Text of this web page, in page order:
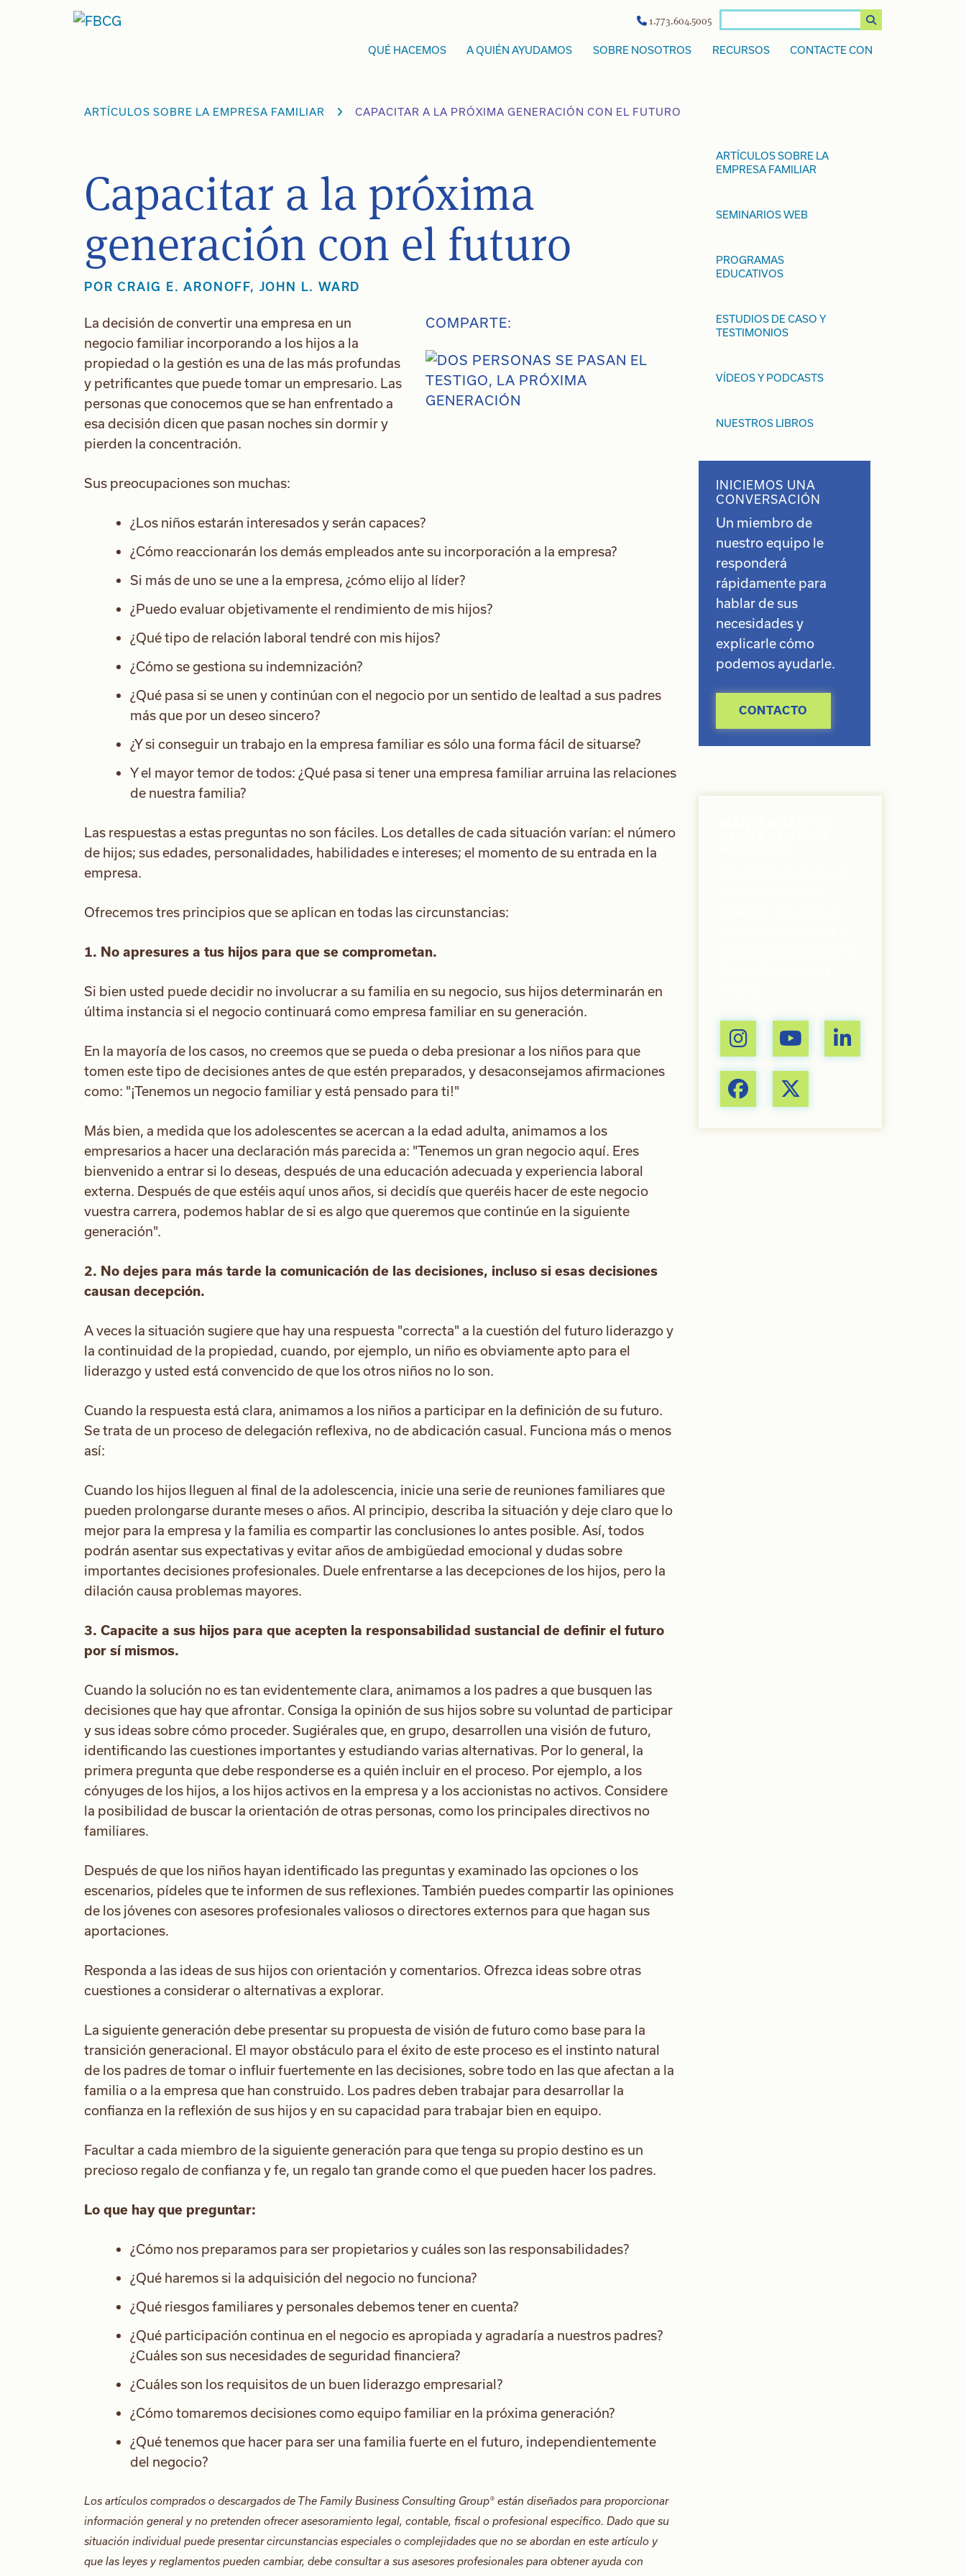
1.773.604.5005
QUÉ HACEMOS A QUIÉN AYUDAMOS SOBRE NOSOTROS RECURSOS CONTACTE CON
ARTÍCULOS SOBRE LA EMPRESA FAMILIAR CAPACITAR A LA PRÓXIMA GENERACIÓN CON EL FUTURO
Capacitar a la próxima
generación con el futuro
PORCRAIG E. ARONOFF, JOHN L. WARD
COMPARTE:
La decisión de convertir una empresa en un
negocio familiar incorporando a los hijos a la
propiedad o la gestión es una de las más profundas
y petrificantes que puede tomar un empresario. Las
personas que conocemos que se han enfrentado a
esa decisión dicen que pasan noches sin dormir y
pierden la concentración.
Sus preocupaciones son muchas:
¿Los niños estarán interesados y serán capaces?
¿Cómo reaccionarán los demás empleados ante su incorporación a la empresa?
Si más de uno se une a la empresa, ¿cómo elijo al líder?
¿Puedo evaluar objetivamente el rendimiento de mis hijos?
¿Qué tipo de relación laboral tendré con mis hijos?
¿Cómo se gestiona su indemnización?
¿Qué pasa si se unen y continúan con el negocio por un sentido de lealtad a sus padres
más que por un deseo sincero?
¿Y si conseguir un trabajo en la empresa familiar es sólo una forma fácil de situarse?
Y el mayor temor de todos: ¿Qué pasa si tener una empresa familiar arruina las relaciones
de nuestra familia?
Las respuestas a estas preguntas no son fáciles. Los detalles de cada situación varían: el número
de hijos; sus edades, personalidades, habilidades e intereses; el momento de su entrada en la
empresa.
Ofrecemos tres principios que se aplican en todas las circunstancias:
1. No apresures a tus hijos para que se comprometan.
Si bien usted puede decidir no involucrar a su familia en su negocio, sus hijos determinarán en
última instancia si el negocio continuará como empresa familiar en su generación.
En la mayoría de los casos, no creemos que se pueda o deba presionar a los niños para que
tomen este tipo de decisiones antes de que estén preparados, y desaconsejamos afirmaciones
como: "¡Tenemos un negocio familiar y está pensado para ti!"
Más bien, a medida que los adolescentes se acercan a la edad adulta, animamos a los
empresarios a hacer una declaración más parecida a: "Tenemos un gran negocio aquí. Eres
bienvenido a entrar si lo deseas, después de una educación adecuada y experiencia laboral
externa. Después de que estéis aquí unos años, si decidís que queréis hacer de este negocio
vuestra carrera, podemos hablar de si es algo que queremos que continúe en la siguiente
generación".
2. No dejes para más tarde la comunicación de las decisiones, incluso si esas decisiones
causan decepción.
A veces la situación sugiere que hay una respuesta "correcta" a la cuestión del futuro liderazgo y
la continuidad de la propiedad, cuando, por ejemplo, un niño es obviamente apto para el
liderazgo y usted está convencido de que los otros niños no lo son.
Cuando la respuesta está clara, animamos a los niños a participar en la definición de su futuro.
Se trata de un proceso de delegación reflexiva, no de abdicación casual. Funciona más o menos
así:
Cuando los hijos lleguen al final de la adolescencia, inicie una serie de reuniones familiares que
pueden prolongarse durante meses o años. Al principio, describa la situación y deje claro que lo
mejor para la empresa y la familia es compartir las conclusiones lo antes posible. Así, todos
podrán asentar sus expectativas y evitar años de ambigüedad emocional y dudas sobre
importantes decisiones profesionales. Duele enfrentarse a las decepciones de los hijos, pero la
dilación causa problemas mayores.
3. Capacite a sus hijos para que acepten la responsabilidad sustancial de definir el futuro
por sí mismos.
Cuando la solución no es tan evidentemente clara, animamos a los padres a que busquen las
decisiones que hay que afrontar. Consiga la opinión de sus hijos sobre su voluntad de participar
y sus ideas sobre cómo proceder. Sugiérales que, en grupo, desarrollen una visión de futuro,
identificando las cuestiones importantes y estudiando varias alternativas. Por lo general, la
primera pregunta que debe responderse es a quién incluir en el proceso. Por ejemplo, a los
cónyuges de los hijos, a los hijos activos en la empresa y a los accionistas no activos. Considere
la posibilidad de buscar la orientación de otras personas, como los principales directivos no
familiares.
Después de que los niños hayan identificado las preguntas y examinado las opciones o los
escenarios, pídeles que te informen de sus reflexiones. También puedes compartir las opiniones
de los jóvenes con asesores profesionales valiosos o directores externos para que hagan sus
aportaciones.
Responda a las ideas de sus hijos con orientación y comentarios. Ofrezca ideas sobre otras
cuestiones a considerar o alternativas a explorar.
La siguiente generación debe presentar su propuesta de visión de futuro como base para la
transición generacional. El mayor obstáculo para el éxito de este proceso es el instinto natural
de los padres de tomar o influir fuertemente en las decisiones, sobre todo en las que afectan a la
familia o a la empresa que han construido. Los padres deben trabajar para desarrollar la
confianza en la reflexión de sus hijos y en su capacidad para trabajar bien en equipo.
Facultar a cada miembro de la siguiente generación para que tenga su propio destino es un
precioso regalo de confianza y fe, un regalo tan grande como el que pueden hacer los padres.
Lo que hay que preguntar:
¿Cómo nos preparamos para ser propietarios y cuáles son las responsabilidades?
¿Qué haremos si la adquisición del negocio no funciona?
¿Qué riesgos familiares y personales debemos tener en cuenta?
¿Qué participación continua en el negocio es apropiada y agradaría a nuestros padres?
¿Cuáles son sus necesidades de seguridad financiera?
¿Cuáles son los requisitos de un buen liderazgo empresarial?
¿Cómo tomaremos decisiones como equipo familiar en la próxima generación?
¿Qué tenemos que hacer para ser una familia fuerte en el futuro, independientemente
del negocio?
Los artículos comprados o descargados de The Family Business Consulting Group® están diseñados para proporcionar
información general y no pretenden ofrecer asesoramiento legal, contable, fiscal o profesional específico. Dado que su
situación individual puede presentar circunstancias especiales o complejidades que no se abordan en este artículo y
que las leyes y reglamentos pueden cambiar, debe consultar a sus asesores profesionales para obtener ayuda con
ARTÍCULOS SOBRE LA
EMPRESA FAMILIAR
SEMINARIOS WEB
PROGRAMAS
EDUCATIVOS
ESTUDIOS DE CASO Y
TESTIMONIOS
VÍDEOS Y PODCASTS
NUESTROS LIBROS
INICIEMOS UNA
CONVERSACIÓN
Un miembro de
nuestro equipo le
responderá
rápidamente para
hablar de sus
necesidades y
explicarle cómo
podemos ayudarle.
CONTACTO